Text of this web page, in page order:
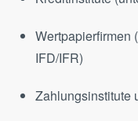
Wertpapierfirmen
IFD/IFR)
Zahlungsinstitute